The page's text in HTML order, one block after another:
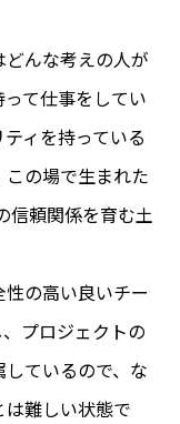
んな考えの人が
て仕事をしてい
ィを持っている
の場で生まれた
信頼関係を育む土
性の高い良いチー
プロジェクトの
ているので、な
難しい状態で